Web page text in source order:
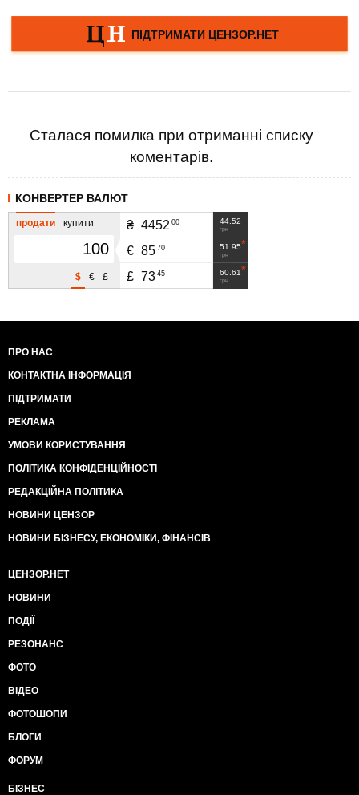
Сталася помилка при отриманні списку
коментарів.
КОНВЕРТЕР ВАЛЮТ
продати купити
£
€
$
44.52
грн
₴ 4452 00
51.95
грн
€ 85 70
60.61
грн
£ 73 45
ПРО НАС
КОНТАКТНА ІНФОРМАЦІЯ
ПІДТРИМАТИ
РЕКЛАМА
УМОВИ КОРИСТУВАННЯ
ПОЛІТИКА КОНФІДЕНЦІЙНОСТІ
РЕДАКЦІЙНА ПОЛІТИКА
НОВИНИ ЦЕНЗОР
НОВИНИ БІЗНЕСУ, ЕКОНОМІКИ, ФІНАНСІВ
ЦЕНЗОР.НЕТ
НОВИНИ
ПОДІЇ
РЕЗОНАНС
ФОТО
ВІДЕО
ФОТОШОПИ
БЛОГИ
ФОРУМ
БІЗНЕС